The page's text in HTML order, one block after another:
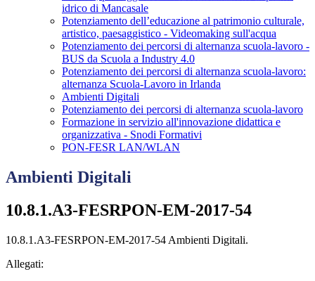
idrico di Mancasale
Potenziamento dell’educazione al patrimonio culturale,
artistico, paesaggistico - Videomaking sull'acqua
Potenziamento dei percorsi di alternanza scuola-lavoro -
BUS da Scuola a Industry 4.0
Potenziamento dei percorsi di alternanza scuola-lavoro:
alternanza Scuola-Lavoro in Irlanda
Ambienti Digitali
Potenziamento dei percorsi di alternanza scuola-lavoro
Formazione in servizio all'innovazione didattica e
organizzativa - Snodi Formativi
PON-FESR LAN/WLAN
Ambienti Digitali
10.8.1.A3-FESRPON-EM-2017-54
10.8.1.A3-FESRPON-EM-2017-54 Ambienti Digitali.
Allegati: